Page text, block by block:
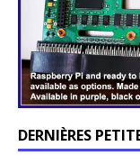
DERNIÈRES